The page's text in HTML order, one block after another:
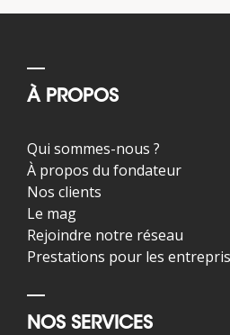
À PROPOS
Qui sommes-nous ?
À propos du fondateur
Nos clients
Le mag
Rejoindre notre réseau
Prestations pour les
NOS SERVICES